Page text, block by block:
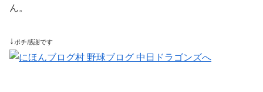
ん。
↓ ポチ感謝です